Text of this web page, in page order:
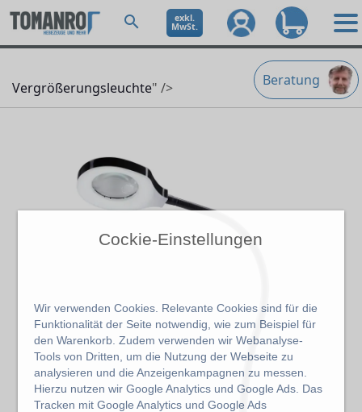
Cockie-Einstellungen
Wir verwenden Cookies. Relevante Cookies sind für die
Funktionalität der Seite notwendig, wie zum Beispiel für
den Warenkorb. Zudem verwenden wir Webanalyse-
Tools von Dritten, um die Nutzung der Webseite zu
analysieren und die Anzeigenkampagnen zu messen.
Hierzu nutzen wir Google Analytics und Google Ads. Das
Tracken mit Google Analytics und Google Ads
exkl.
MwSt.
Beratung
Vergrößerungsleuchte" />